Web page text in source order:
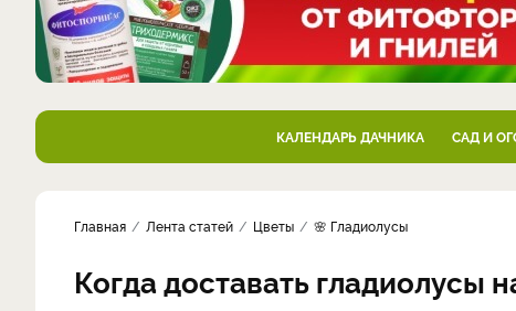
КАЛЕНДАРЬ ДАЧНИКА САД И
Главная Лента статей Цветы 🌸 Гладиолусы
Когда доставать гладиолусы